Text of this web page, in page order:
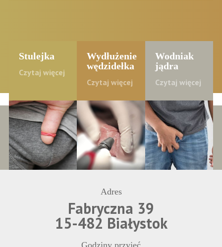
Stulejka
Czytaj więcej
Wydłużenie
wędzidełka
Czytaj więcej
Wodniak
jądra
Czytaj więcej
Adres
Fabryczna 39
15-482 Białystok
Godziny przyjęć